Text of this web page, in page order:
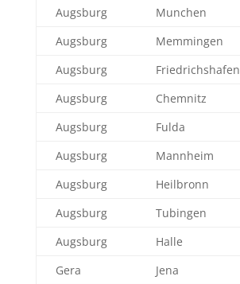
Augsburg Munchen
Augsburg
Memmingen
Augsburg
Friedrichshafen
Augsburg
Chemnitz
Augsburg
Fulda
Augsburg
Mannheim
Augsburg
Heilbronn
Augsburg
Tubingen
Augsburg
Halle
Gera
Jena